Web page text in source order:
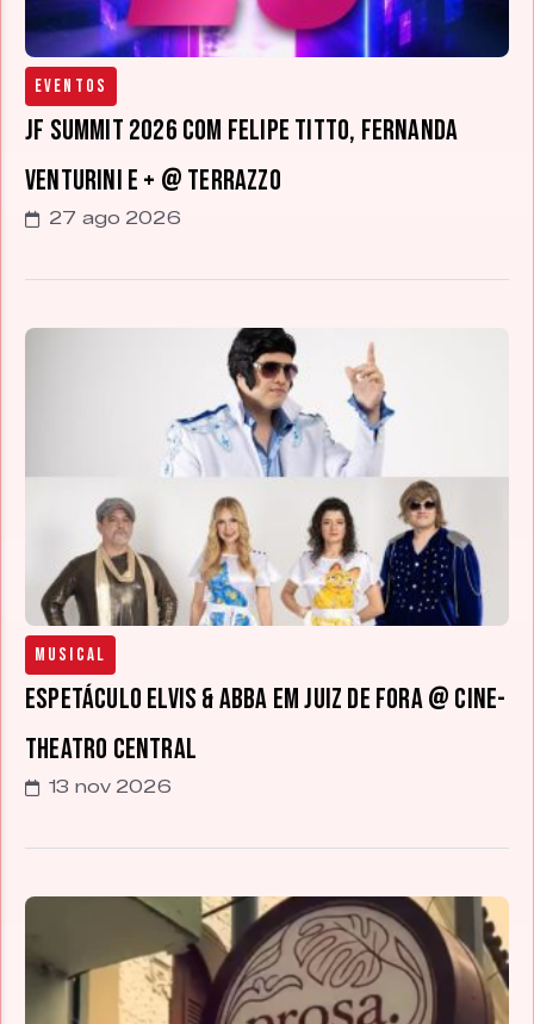
Eventos
JF Summit 2026 com Felipe Titto, Fernanda
Venturini e + @ Terrazzo
27 ago 2026
Musical
Espetáculo Elvis & ABBA em Juiz de Fora @ Cine-
Theatro Central
13 nov 2026